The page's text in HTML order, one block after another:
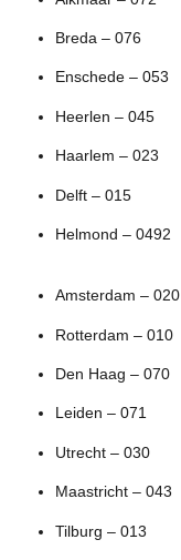
Breda – 076
Enschede – 053
Heerlen – 045
Haarlem – 023
Delft – 015
Helmond – 0492
Amsterdam – 020
Rotterdam – 010
Den Haag – 070
Leiden – 071
Utrecht – 030
Maastricht – 043
Tilburg – 013